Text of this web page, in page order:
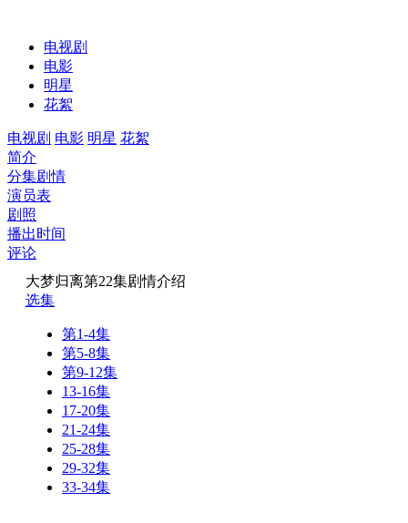
电视剧
电影
明星
花絮
电视剧 电影 明星 花絮
简介
分集剧情
演员表
剧照
播出时间
评论
大梦归离第22集剧情介绍
选集
第1-4集
第5-8集
第9-12集
13-16集
17-20集
21-24集
25-28集
29-32集
33-34集